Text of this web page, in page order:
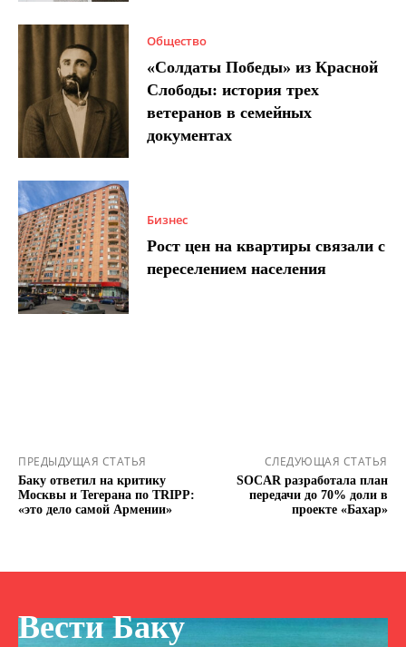
Общество
«Солдаты Победы» из Красной
Слободы: история трех
ветеранов в семейных
документах
Бизнес
Рост цен на квартиры связали с
переселением населения
ПРЕДЫДУЩАЯ СТАТЬЯ
Баку ответил на критику
Москвы и Тегерана по TRIPP:
«это дело самой Армении»
СЛЕДУЮЩАЯ СТАТЬЯ
SOCAR разработала план
передачи до 70% доли в
проекте «Бахар»
Вести Баку